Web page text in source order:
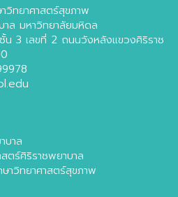
วิทยาศาสตร์สุขภาพ
ล มหาวิทยาลัยมหิดล
3 เลขที่ 2 ถนนวังหลังแขวงศิริราช
บาล
ตร์ศิริราชพยาบาล
าวิทยาศาสตร์สุขภาพ